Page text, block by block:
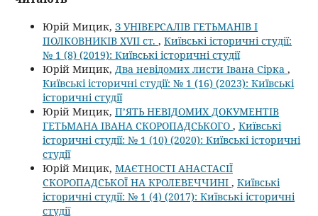
Юрій Мицик, З УНІВЕРСАЛІВ ГЕТЬМАНІВ І
ПОЛКОВНИКІВ XVII ст. , Київські історичні студії:
№ 1 (8) (2019): Київські історичні студії
Юрій Мицик, Два невідомих листи Івана Сірка ,
Київські історичні студії: № 1 (16) (2023): Київські
історичні студії
Юрій Мицик, П’ЯТЬ НЕВІДОМИХ ДОКУМЕНТІВ
ГЕТЬМАНА ІВАНА СКОРОПАДСЬКОГО , Київські
історичні студії: № 1 (10) (2020): Київські історичні
студії
Юрій Мицик, МАЄТНОСТІ АНАСТАСІЇ
СКОРОПАДСЬКОЇ НА КРОЛЕВЕЧЧИНІ , Київські
історичні студії: № 1 (4) (2017): Київські історичні
студії